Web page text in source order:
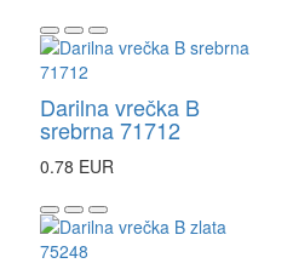
Darilna vrečka B
srebrna 71712
0.78 EUR